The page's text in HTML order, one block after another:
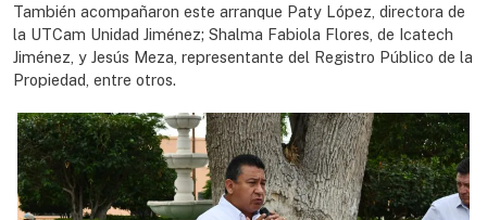
También acompañaron este arranque Paty López, directora de
la UTCam Unidad Jiménez; Shalma Fabiola Flores, de Icatech
Jiménez, y Jesús Meza, representante del Registro Público de la
Propiedad, entre otros.